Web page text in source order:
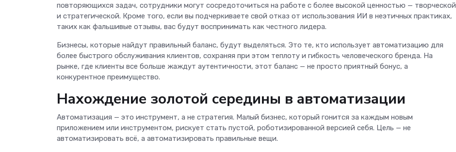
повторяющихся задач, сотрудники могут сосредоточиться на работе с более высокой ценностью — творческой
и стратегической. Кроме того, если вы подчеркиваете свой отказ от использования ИИ в неэтичных практиках,
таких как фальшивые отзывы, вас будут воспринимать как честного лидера.
Бизнесы, которые найдут правильный баланс, будут выделяться. Это те, кто использует автоматизацию для
более быстрого обслуживания клиентов, сохраняя при этом теплоту и гибкость человеческого бренда. На
рынке, где клиенты все больше жаждут аутентичности, этот баланс — не просто приятный бонус, а
конкурентное преимущество.
Нахождение золотой середины в автоматизации
Автоматизация — это инструмент, а не стратегия. Малый бизнес, который гонится за каждым новым
приложением или инструментом, рискует стать пустой, роботизированной версией себя. Цель — не
автоматизировать всё, а автоматизировать правильные вещи.